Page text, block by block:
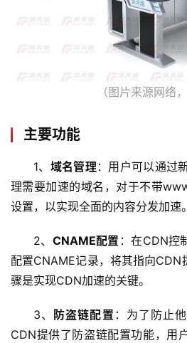
（图片来源网络
主要功能
1、 域名管理 ：用户可以通过
理需要加速的域名，对于不带
设置，以实现全面的内容分发加速。
2、 CNAME配置 ：在CDN控
配置CNAME记录，将其指向CDN
骤是实现CDN加速的关键。
3、 防盗链配置 ：为了防止
CDN提供了防盗链配置功能，用